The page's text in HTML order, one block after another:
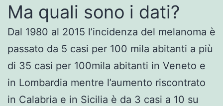
Ma quali sono i dati?
Dal 1980 al 2015 l’incidenza del melanoma è
passato da 5 casi per 100 mila abitanti a più
di 35 casi per 100mila abitanti in Veneto e
in Lombardia mentre l’aumento riscontrato
in Calabria e in Sicilia è da 3 casi a 10 su